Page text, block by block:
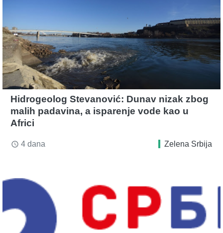
Hidrogeolog Stevanović: Dunav nizak zbog
malih padavina, a isparenje vode kao u
Africi
access_time 4 dana Zelena Srbija